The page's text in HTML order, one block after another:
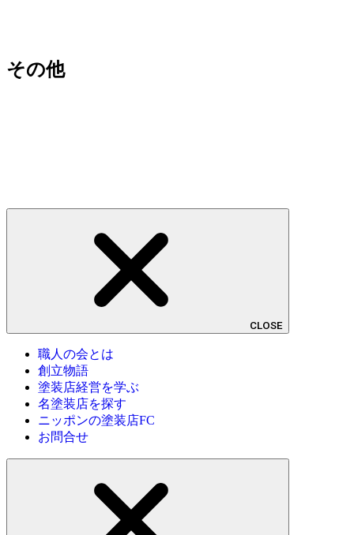
その他
CLOSE
職人の会とは
創立物語
塗装店経営を学ぶ
名塗装店を探す
ニッポンの塗装店FC
お問合せ